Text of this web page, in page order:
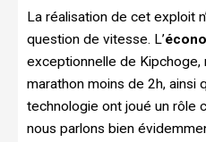
La réalisation de cet exploit
question de vitesse. L’
exceptionnelle de Kipchoge,
marathon moins de 2h, ainsi
technologie ont joué un rôle
nous parlons bien